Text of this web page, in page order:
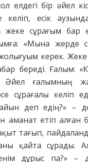
елдегі бір әйел
есік
жеке сұрағым бар
«Мына жерде
жолығуым керек.
береді. Ғалым:
Әйел ғалымның
сұрағалы келіп
деп едің?» –
аманат етіп алған
тағып,
қайта сұрады.
дұрыс па?» –